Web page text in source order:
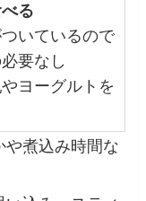
る
ついているので
要なし
やヨーグルトを
や煮込み時間な